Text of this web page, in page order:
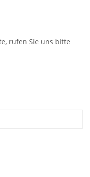
rufen Sie uns bitte